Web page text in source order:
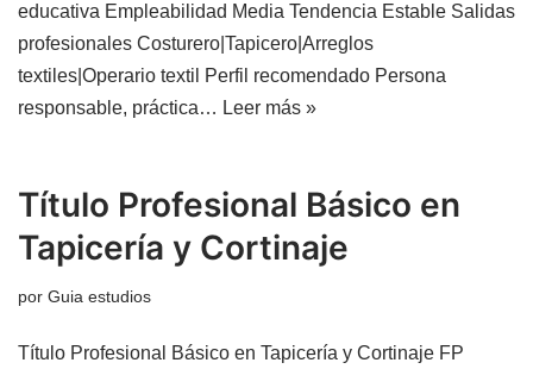
educativa Empleabilidad Media Tendencia Estable Salidas
profesionales Costurero|Tapicero|Arreglos
textiles|Operario textil Perfil recomendado Persona
responsable, práctica… Leer más »
Título Profesional Básico en
Tapicería y Cortinaje
por Guia estudios
Título Profesional Básico en Tapicería y Cortinaje FP